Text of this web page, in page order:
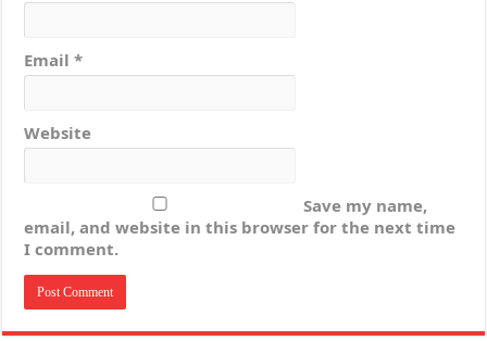
Email*
Website
Save my name,
email, and website in this browser for the next time
I comment.